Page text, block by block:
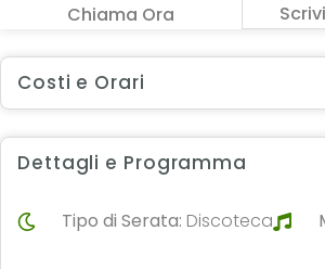
Chiama Ora
Costi e Orari
Dettagli e Programma
Tipo di Serata: Discoteca